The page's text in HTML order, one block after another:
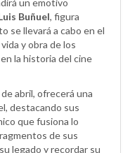
Buñuel, figura
se llevará a cabo en el
y obra de los
la historia del cine
abril, ofrecerá una
destacando sus
que fusiona lo
de sus
legado y recordar su